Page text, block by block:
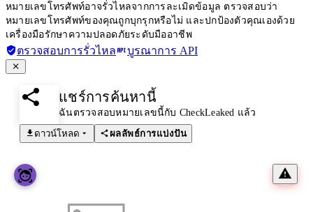
หมายเลขโทรศัพท์อาจรั่วไหลจากการละเมิดข้อมูล ตรวจสอบว่า
หมายเลขโทรศัพท์ของคุณถูกบุกรุกหรือไม่ และปกป้องตัวคุณเองด้วย
เครื่องมือรักษาความปลอดภัยระดับมืออาชีพ
ตรวจสอบการรั่วไหล บูรณาการ API
แชร์การค้นหานี้
ฉันตรวจสอบหมายเลขนี้กับ CheckLeaked แล้ว
ดาวน์โหลด
ผลลัพธ์การแบ่งปัน